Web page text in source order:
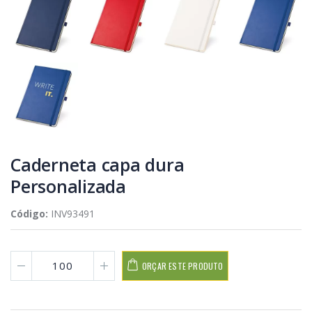
Caderneta capa dura
Personalizada
Código: INV93491
ORÇAR ESTE PRODUTO